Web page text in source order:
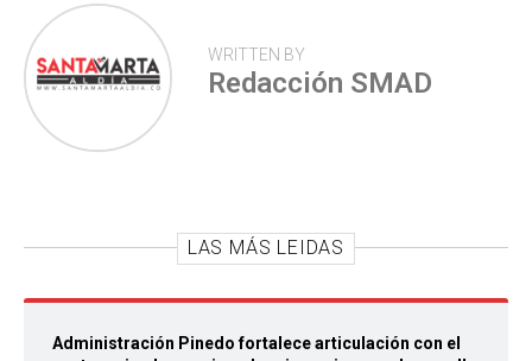
WRITTEN BY
Redacción SMAD
LAS MÁS LEIDAS
Administración Pinedo fortalece articulación con el